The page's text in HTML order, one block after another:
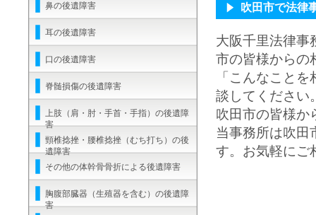
吹田市で法律
大阪千里法律事
市の皆様からの
「こんなこと
談してください
吹田市の皆様か
当事務所は吹田
す。お気軽にご
鼻の後遺障害
耳の後遺障害
口の後遺障害
脊髄損傷の後遺障害
上肢（肩・肘・手首・手指）の後遺障
害
頸椎捻挫・腰椎捻挫（むち打ち）の後
遺障害
その他の体幹骨骨折による後遺障害
胸腹部臓器（生殖器を含む）の後遺障
害